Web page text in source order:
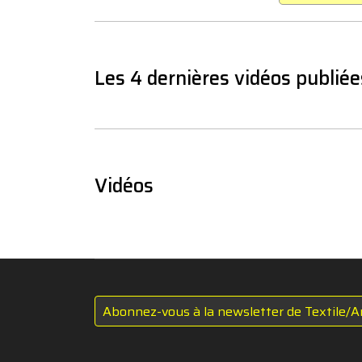
Les 4 dernières vidéos
Vidéos
Abonnez-vous à la newsletter de Textile/